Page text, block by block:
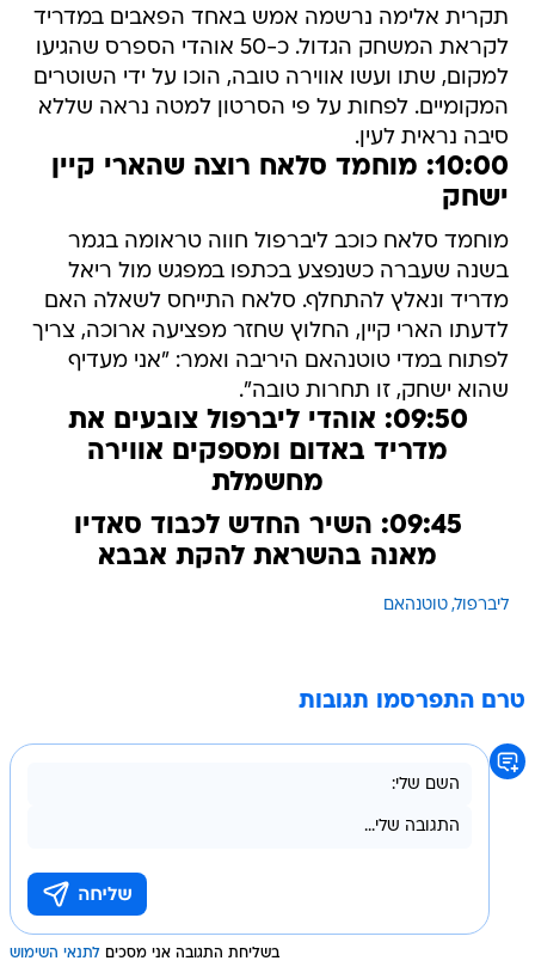
תקרית אלימה נרשמה אמש באחד הפאבים במדריד
לקראת המשחק הגדול. כ-50 אוהדי הספרס שהגיעו
למקום, שתו ועשו אווירה טובה, הוכו על ידי השוטרים
המקומיים. לפחות על פי הסרטון למטה נראה שללא
סיבה נראית לעין.
10:00: מוחמד סלאח רוצה שהארי קיין
ישחק
מוחמד סלאח כוכב ליברפול חווה טראומה בגמר
בשנה שעברה כשנפצע בכתפו במפגש מול ריאל
מדריד ונאלץ להתחלף. סלאח התייחס לשאלה האם
לדעתו הארי קיין, החלוץ שחזר מפציעה ארוכה, צריך
לפתוח במדי טוטנהאם היריבה ואמר: "אני מעדיף
שהוא ישחק, זו תחרות טובה".
09:50: אוהדי ליברפול צובעים את
מדריד באדום ומספקים אווירה
מחשמלת
09:45: השיר החדש לכבוד סאדיו
מאנה בהשראת להקת אבבא
ליברפול טוטנהאם
טרם התפרסמו תגובות
בשליחת התגובה אני מסכים לתנאי השימוש